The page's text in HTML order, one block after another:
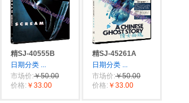
精SJ-40555B
日期分类 ...
市场价:￥50.00
价格: ￥33.00
精SJ-45261A
日期分类 ...
市场价:￥50.00
价格: ￥33.00